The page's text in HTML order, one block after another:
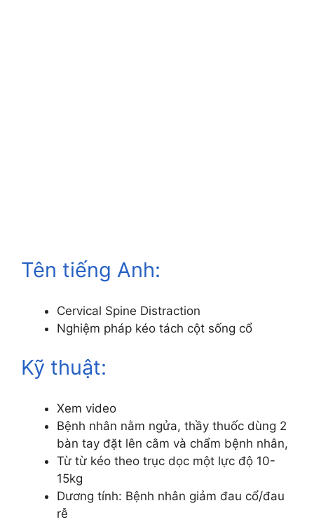
Tên tiếng Anh:
Cervical Spine Distraction
Nghiệm pháp kéo tách cột sống cổ
Kỹ thuật:
Xem video
Bệnh nhân nằm ngửa, thầy thuốc dùng 2
bàn tay đặt lên cằm và chẩm bệnh nhân,
Từ từ kéo theo trục dọc một lực độ 10-
15kg
Dương tính: Bệnh nhân giảm đau cổ/đau
rễ